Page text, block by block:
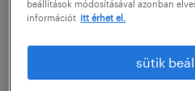
iparágban jellemző
Hogyan lehetne
beállítások módosításával azonban
információt itt érhet el.
sütik